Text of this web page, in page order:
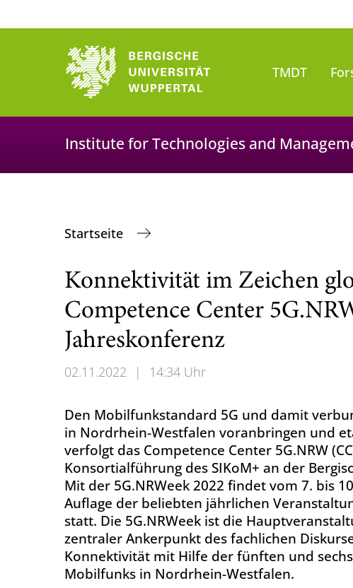
TMDT
Institute for Technologies and
Startseite
Konnektivität im Zeichen
Competence Center
Jahreskonferenz
02.11.2022 | 14:34 Uhr
Den Mobilfunkstandard 5G und damit
in Nordrhein-Westfalen voranbringen und
verfolgt das Competence Center 5G.NRW
Konsortialführung des SIKoM+ an der
Mit der 5G.NRWeek 2022 findet vom 7. bis
Auflage der beliebten jährlichen
statt. Die 5G.NRWeek ist die
zentraler Ankerpunkt des fachlichen
Konnektivität mit Hilfe der fünften und
Mobilfunks in Nordrhein-Westfalen.